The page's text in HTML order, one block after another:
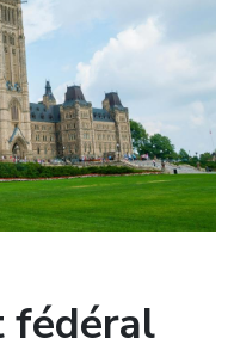
fédéral